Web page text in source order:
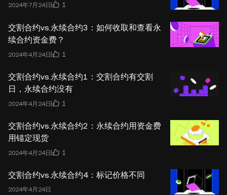
2024年7月24日 1
交割合约vs.永续合约3：如何收取和查看永
续合约资金费？
2024年4月24日 1
交割合约vs.永续合约1：交割合约有交割
日，永续合约没有
2024年4月24日 1
交割合约vs.永续合约2：永续合约用资金费
用锚定现货
2024年4月24日 1
交割合约vs.永续合约4：标记价格不同
2024年4月24日